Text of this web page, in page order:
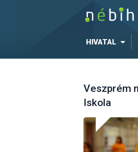
HIVATAL
Veszprém
Iskola